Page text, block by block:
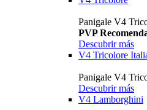
Panigale V4
PVP
Descubrir más
V4 Tricolore
Panigale V4
Descubrir más
V4 Lamborghini